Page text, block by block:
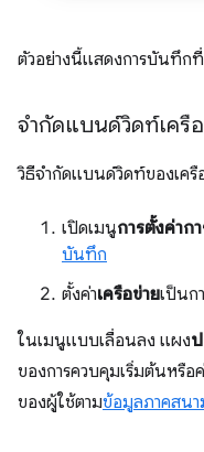
ตัวอย่างนี้แสดงการบันทึก
จำกัดแบนด์วิดท์เครื
วิธีจำกัดแบนด์วิดท์ของเค
เปิดเมนูการตั้งค่าก
บันทึก
ตั้งค่าเครือข่ายเป็นก
ในเมนูแบบเลื่อนลง แผง
ของการควบคุมเริ่มต้นหรื
ของผู้ใช้ตามข้อมูลภาคสนา